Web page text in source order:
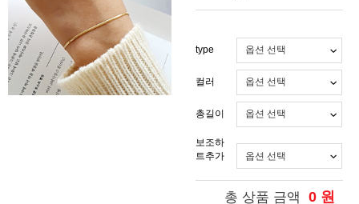
type
컬러
총길이
보조하
트추가
총 상품 금액 0 원